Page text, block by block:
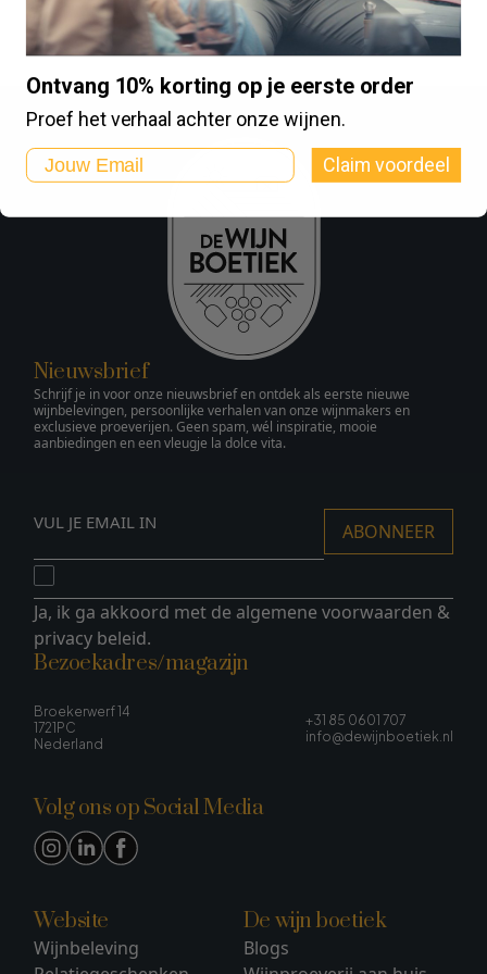
Nieuwsbrief
Schrijf je in voor onze nieuwsbrief en ontdek als eerste nieuwe
wijnbelevingen, persoonlijke verhalen van onze wijnmakers en
exclusieve proeverijen. Geen spam, wél inspiratie, mooie
aanbiedingen en een vleugje la dolce vita.
ABONNEER
Ja, ik ga akkoord met de algemene voorwaarden &
privacy beleid.
Bezoekadres/magazijn
Broekerwerf 14
1721PC
Nederland
+31 85 0601 707
info@dewijnboetiek.nl
Volg ons op Social Media
Website
Wijnbeleving
De wijn boetiek
Blogs
Ontvang 10% korting op je eerste order
Proef het verhaal achter onze wijnen.
Email Claim voordeel